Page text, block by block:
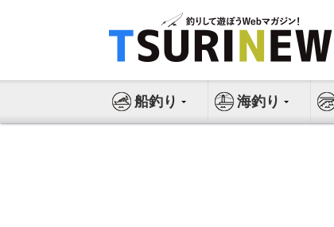
ス
船釣り 海釣り